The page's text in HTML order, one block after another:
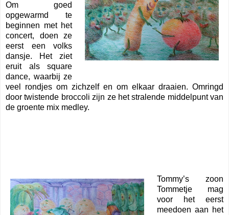
Om goed
opgewarmd te
beginnen met het
concert, doen ze
eerst een volks
dansje. Het ziet
eruit als square
dance, waarbij ze
veel rondjes om zichzelf en om elkaar draaien. Omringd
door twistende broccoli zijn ze het stralende middelpunt van
de groente mix medley.
Tommy’s zoon
Tommetje mag
voor het eerst
meedoen aan het